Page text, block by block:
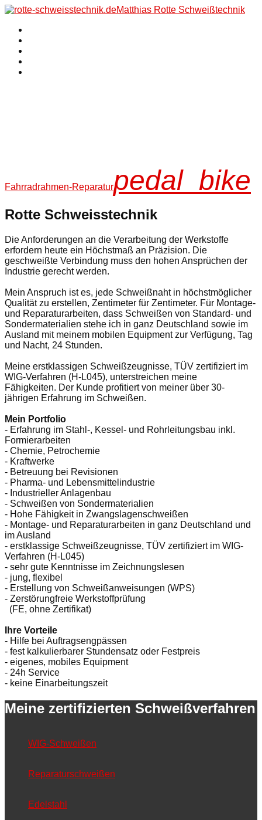
Matthias Rotte Schweißtechnik
Fahrradrahmen-Reparaturpedal_bike
Rotte Schweisstechnik
Die Anforderungen an die Verarbeitung der Werkstoffe
erfordern heute ein Höchstmaß an Präzision. Die
geschweißte Verbindung muss den hohen Ansprüchen der
Industrie gerecht werden.
Mein Anspruch ist es, jede Schweißnaht in höchstmöglicher
Qualität zu erstellen, Zentimeter für Zentimeter. Für Montage-
und Reparaturarbeiten, dass Schweißen von Standard- und
Sondermaterialien stehe ich in ganz Deutschland sowie im
Ausland mit meinem mobilen Equipment zur Verfügung, Tag
und Nacht, 24 Stunden.
Meine erstklassigen Schweißzeugnisse, TÜV zertifiziert im
WIG-Verfahren (H-L045), unterstreichen meine
Fähigkeiten. Der Kunde profitiert von meiner über 30-
jährigen Erfahrung im Schweißen.
Mein Portfolio
- Erfahrung im Stahl-, Kessel- und Rohrleitungsbau inkl.
Formierarbeiten
- Chemie, Petrochemie
- Kraftwerke
- Betreuung bei Revisionen
- Pharma- und Lebensmittelindustrie
- Industrieller Anlagenbau
- Schweißen von Sondermaterialien
- Hohe Fähigkeit in Zwangslagenschweißen
- Montage- und Reparaturarbeiten in ganz Deutschland und
im Ausland
- erstklassige Schweißzeugnisse, TÜV zertifiziert im WIG-
Verfahren (H-L045)
- sehr gute Kenntnisse im Zeichnungslesen
- jung, flexibel
- Erstellung von Schweißanweisungen (WPS)
- Zerstörungfreie Werkstoffprüfung
(FE, ohne Zertifikat)
Ihre Vorteile
- Hilfe bei Auftragsengpässen
- fest kalkulierbarer Stundensatz oder Festpreis
- eigenes, mobiles Equipment
- 24h Service
- keine Einarbeitungszeit
Meine zertifizierten Schweißverfahren
WIG-Schweißen
Reparaturschweißen
Edelstahl